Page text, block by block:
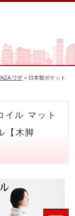
ワザ > 日本製ポケット
イル マット
【木脚